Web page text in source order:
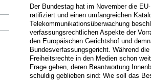
Der Bundestag hat im November die
ratifiziert und einen umfangreichen
Telekommunikationsüberwachung
verfassungsrechtlichen Aspekte der
den Europäischen Gerichtshof und
Bundesverfassungsgericht. Während
Freiheitsrechte in den Medien schon
Frage gehen, deren Beantwortung
schuldig geblieben sind: Wie soll das